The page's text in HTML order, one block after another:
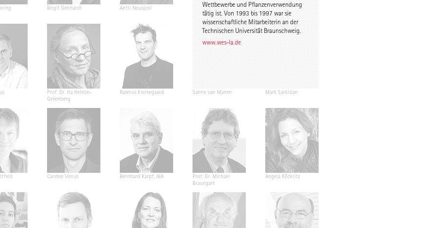
Wettbewerbe und Pflanzenverwendung
tätig ist. Von 1993 bis 1997 war sie
wissenschaftliche Mitarbeiterin an der
Technischen Universität Braunschweig.
www.wes-la.de
Birgit Gebhardt Antti Nousjoki Daniel Gebreiter Nikolaus Bernau
Prof. Dr. Ita Heinze-
Greenberg
Rasmus Kierkegaard Sanne van Manen Mark Sarkisian
Carsten Venus Bernhard Karpf, AIA
Prof. Dr. Michael
Braungart
Angela Köckritz